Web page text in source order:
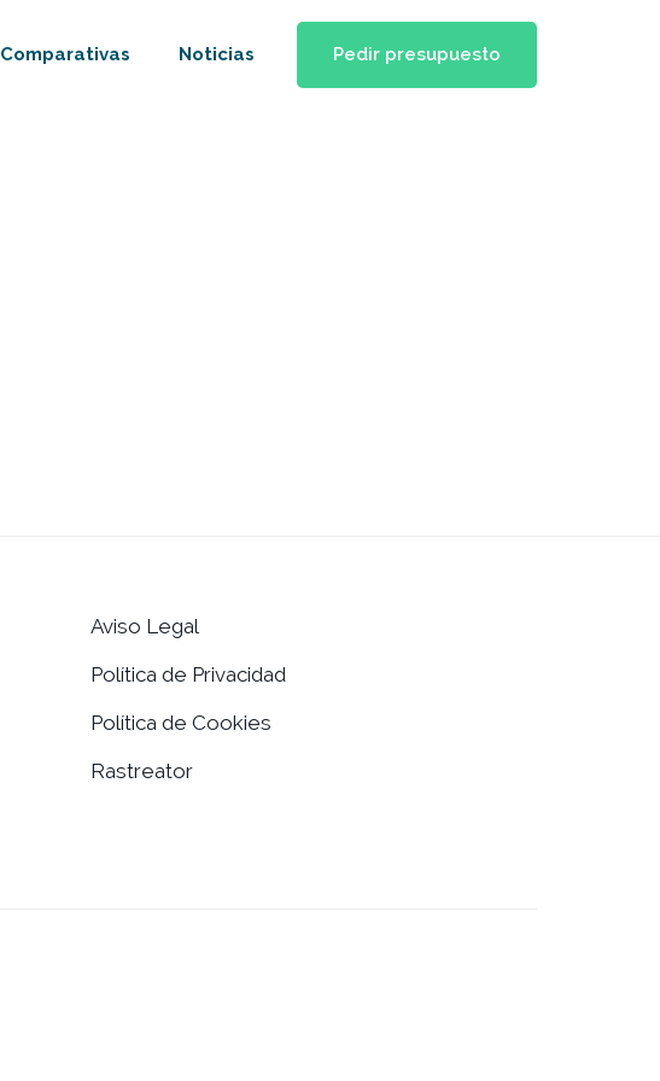
Comparativas Noticias Pedir presupuesto
Aviso Legal
Política de Privacidad
Política de Cookies
Rastreator